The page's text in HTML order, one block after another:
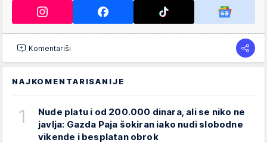
Komentariši
NAJKOMENTARISANIJE
1
Nude platu i od 200.000 dinara, ali se niko ne
javlja: Gazda Paja šokiran iako nudi slobodne
vikende i besplatan obrok